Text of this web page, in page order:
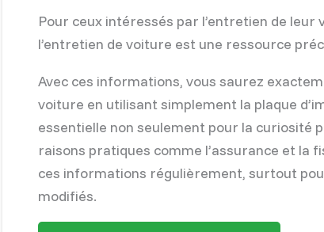
Pour ceux intéressés par l’entretien de leur
l’entretien de voiture est une ressource
Avec ces informations, vous saurez
voiture en utilisant simplement la plaque
essentielle non seulement pour la curiosité
raisons pratiques comme l’assurance et la
ces informations régulièrement, surtout
modifiés.